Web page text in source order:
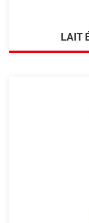
LAIT